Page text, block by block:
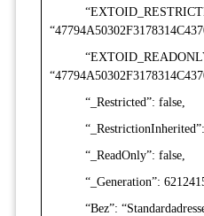
“_Restricted”: false,
“_RestrictionInherited”:
“_ReadOnly”: false,
“_Generation”:
“Bez”: